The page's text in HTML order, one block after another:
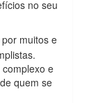
no seu
muitos e
e
quem se